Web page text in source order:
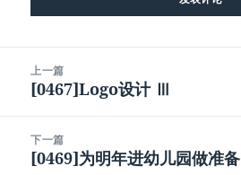
上一篇
上
文
章：
[0467]Logo设计 Ⅲ
下一篇
下
[0469]为明年进幼儿园做准备